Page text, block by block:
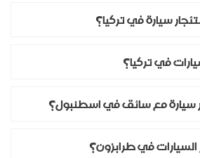
سيارة في تركيا؟
في تركيا؟
سيارة مع سائق في اسطنبول؟
السيارات في طرابزون؟